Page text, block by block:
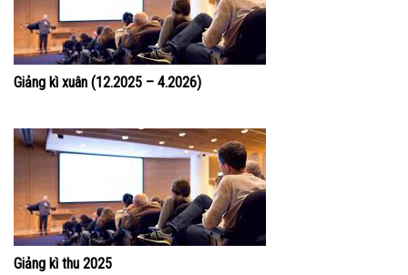
Giảng kì xuân (12.2025 – 4.2026)
Giảng kì thu 2025